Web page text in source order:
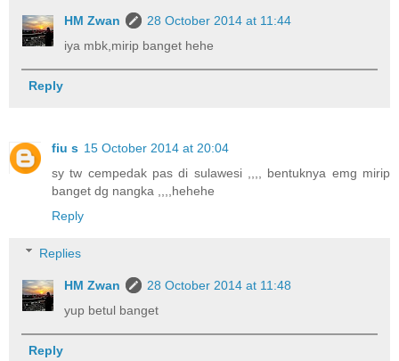
HM Zwan
28 October 2014 at 11:44
iya mbk,mirip banget hehe
Reply
fiu s 15 October 2014 at 20:04
sy tw cempedak pas di sulawesi ,,,, bentuknya emg mirip
banget dg nangka ,,,,hehehe
Reply
Replies
HM Zwan
28 October 2014 at 11:48
yup betul banget
Reply